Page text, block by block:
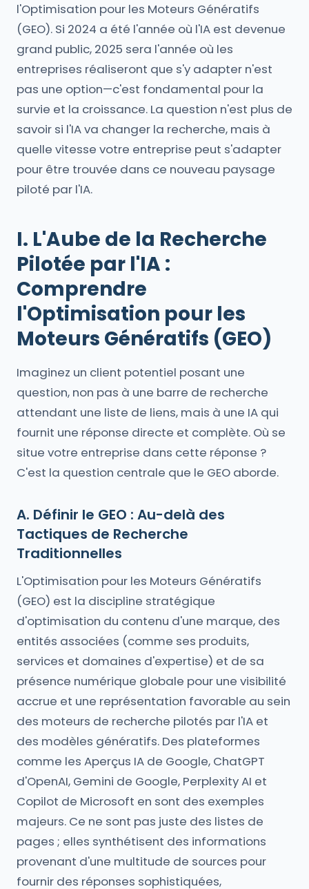
l'Optimisation pour les Moteurs Génératifs
(GEO). Si 2024 a été l'année où l'IA est devenue
grand public, 2025 sera l'année où les
entreprises réaliseront que s'y adapter n'est
pas une option—c'est fondamental pour la
survie et la croissance. La question n'est plus de
savoir si l'IA va changer la recherche, mais à
quelle vitesse votre entreprise peut s'adapter
pour être trouvée dans ce nouveau paysage
piloté par l'IA.
I. L'Aube de la Recherche
Pilotée par l'IA :
Comprendre
l'Optimisation pour les
Moteurs Génératifs (GEO)
Imaginez un client potentiel posant une
question, non pas à une barre de recherche
attendant une liste de liens, mais à une IA qui
fournit une réponse directe et complète. Où se
situe votre entreprise dans cette réponse ?
C'est la question centrale que le GEO aborde.
A. Définir le GEO : Au-delà des
Tactiques de Recherche
Traditionnelles
L'Optimisation pour les Moteurs Génératifs
(GEO) est la discipline stratégique
d'optimisation du contenu d'une marque, des
entités associées (comme ses produits,
services et domaines d'expertise) et de sa
présence numérique globale pour une visibilité
accrue et une représentation favorable au sein
des moteurs de recherche pilotés par l'IA et
des modèles génératifs. Des plateformes
comme les Aperçus IA de Google, ChatGPT
d'OpenAI, Gemini de Google, Perplexity AI et
Copilot de Microsoft en sont des exemples
majeurs. Ce ne sont pas juste des listes de
pages ; elles synthétisent des informations
provenant d'une multitude de sources pour
fournir des réponses sophistiquées,